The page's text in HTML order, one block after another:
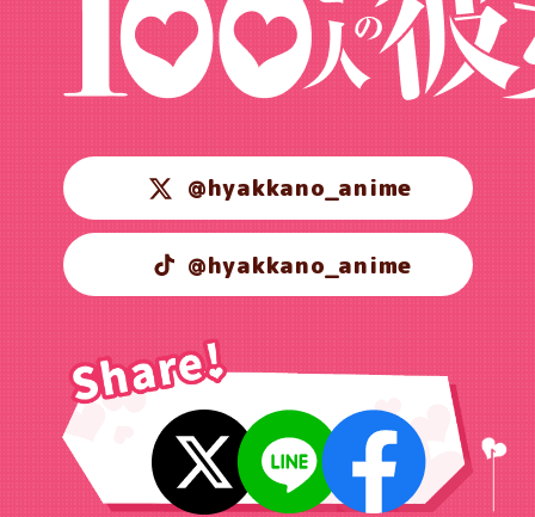
@hyakkano_anime
@hyakkano_anime